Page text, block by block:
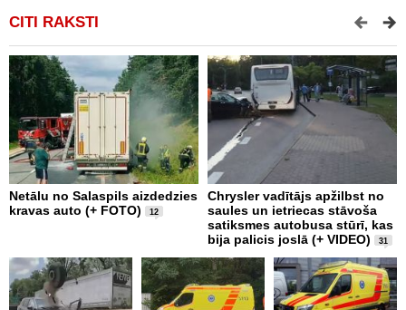
CITI RAKSTI
Netālu no Salaspils aizdedzies
kravas auto (+ FOTO)
12
Chrysler vadītājs apžilbst no
saules un ietriecas stāvoša
satiksmes autobusa stūrī, kas
bija palicis joslā (+ VIDEO)
31